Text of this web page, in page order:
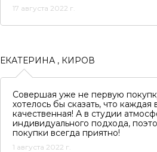
17 августа 2022 г.
ЕКАТЕРИНА , КИРОВ
Совершая уже не первую
хотелось бы сказать, что каждая
качественная! А в студии
индивидуального подхода,
покупки всегда приятно!
1 августа 2022 г.